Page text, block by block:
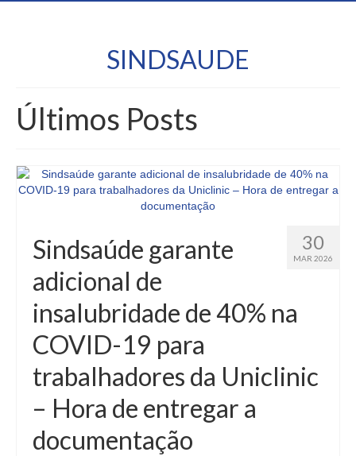
SINDSAUDE
Últimos Posts
30
MAR 2026
Sindsaúde garante
adicional de
insalubridade de 40% na
COVID-19 para
trabalhadores da Uniclinic
– Hora de entregar a
documentação